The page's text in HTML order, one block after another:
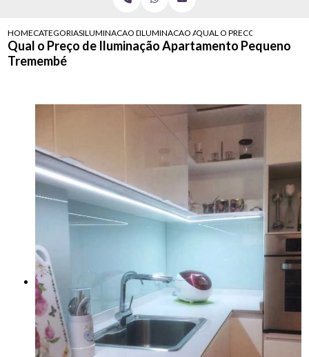
HOMECATEGORIASILUMINACAO DE APARTAMENTOS
ILUMINACAO APARTAMENTO
QUAL O PRECO DE
Qual o Preço de Iluminação Apartamento Pequeno
Tremembé